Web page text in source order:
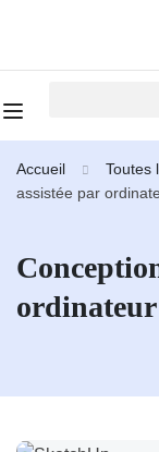
Accueil Toutes
assistée par